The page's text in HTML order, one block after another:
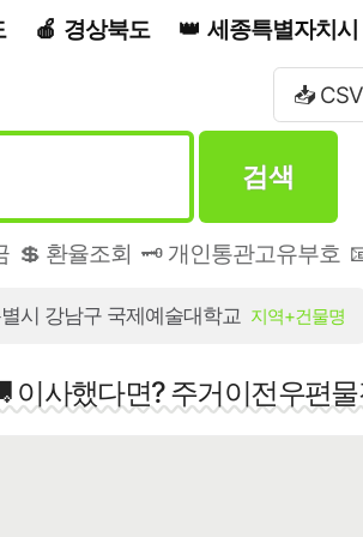
경상북도 세종특별자치시
📥 CSV
검색
💲 환율조회 🗝️ 개인통관고유부호
시 강남구 국제예술대학교 지역+건물명
이사했다면? 주거이전우편